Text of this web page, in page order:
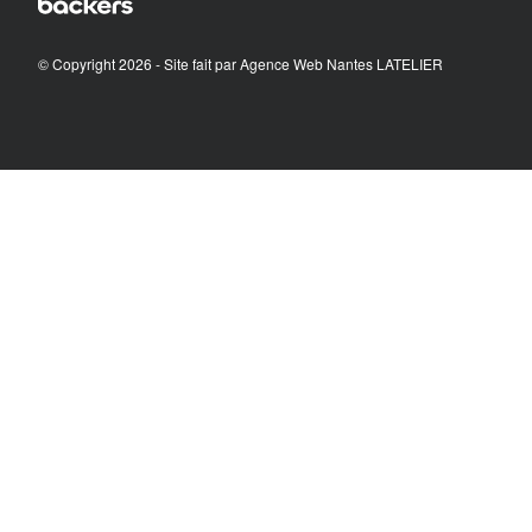
© Copyright 2026 - Site fait parAgence Web Nantes LATELIER